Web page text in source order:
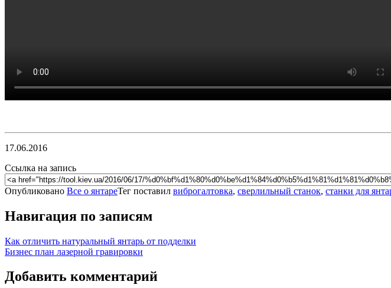
17.06.2016
Ссылка на запись
Опубликовано Все о янтареТег поставил виброгалтовка, сверлильный станок, станки для
Навигация по записям
Как отличить натуральный янтарь от подделки
Бизнес план лазерной гравировки
Добавить комментарий